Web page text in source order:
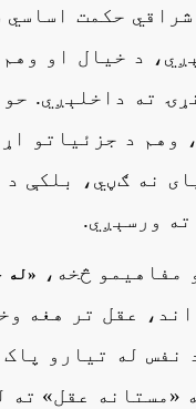
حکمت
د خیال او
ته داخلېږي.
وهم د جزئیاتو
نه ګڼي، بلکې
ورسېږي.
مفاهیمو څخه، «له
عقل تر هغه
نفس له تیارو
«مستانه عقل» ته